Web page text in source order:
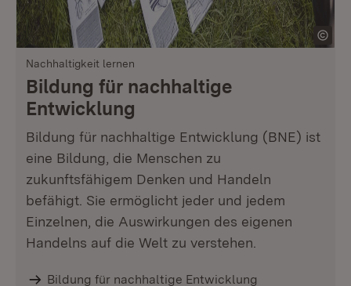
Nachhaltigkeit lernen
Bildung für nachhaltige
Entwicklung
Bildung für nachhaltige Entwicklung (BNE) ist
eine Bildung, die Menschen zu
zukunftsfähigem Denken und Handeln
befähigt. Sie ermöglicht jeder und jedem
Einzelnen, die Auswirkungen des eigenen
Handelns auf die Welt zu verstehen.
Bildung für nachhaltige Entwicklung